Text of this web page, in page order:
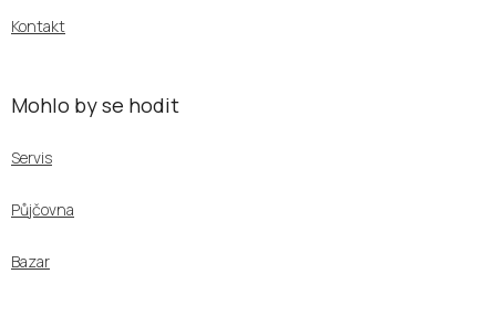
Kontakt
Mohlo by se hodit
Servis
Půjčovna
Bazar